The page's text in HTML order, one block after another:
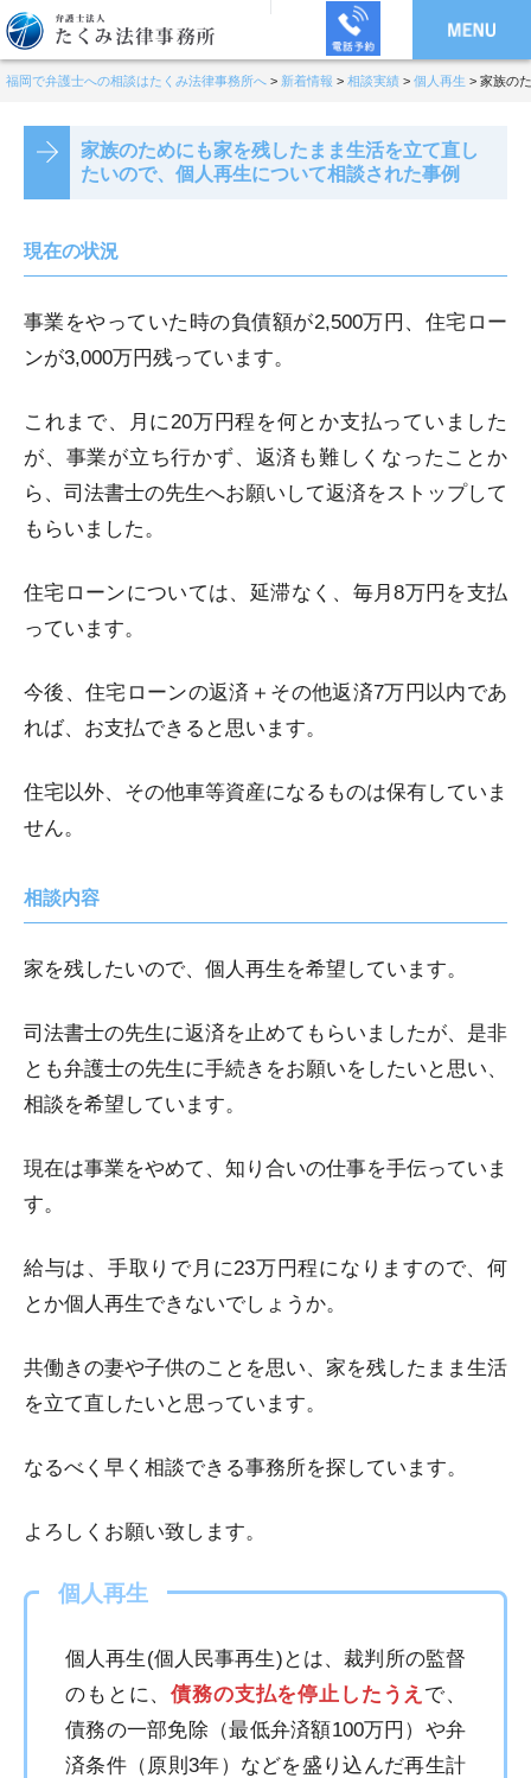
福岡で弁護士への相談はたくみ法律事務所へ > 新着情報 > 相談実績 > 個人再生 > 家族の
家族のためにも家を残したまま生活を立て直し
たいので、個人再生について相談された事例
現在の状況
事業をやっていた時の負債額が2,500万円、住宅ロー
ンが3,000万円残っています。
これまで、月に20万円程を何とか支払っていました
が、事業が立ち行かず、返済も難しくなったことか
ら、司法書士の先生へお願いして返済をストップして
もらいました。
住宅ローンについては、延滞なく、毎月8万円を支払
っています。
今後、住宅ローンの返済＋その他返済7万円以内であ
れば、お支払できると思います。
住宅以外、その他車等資産になるものは保有していま
せん。
相談内容
家を残したいので、個人再生を希望しています。
司法書士の先生に返済を止めてもらいましたが、是非
とも弁護士の先生に手続きをお願いをしたいと思い、
相談を希望しています。
現在は事業をやめて、知り合いの仕事を手伝っていま
す。
給与は、手取りで月に23万円程になりますので、何
とか個人再生できないでしょうか。
共働きの妻や子供のことを思い、家を残したまま生活
を立て直したいと思っています。
なるべく早く相談できる事務所を探しています。
よろしくお願い致します。
個人再生
個人再生(個人民事再生)とは、裁判所の監督
のもとに、債務の支払を停止したうえ で、
債務の一部免除（最低弁済額100万円）や弁
済条件（原則3年）などを盛り込んだ再生計